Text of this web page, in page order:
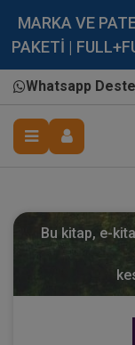
MARKA VE
PAKETİ |
Whatsapp
Bu kitap, e-